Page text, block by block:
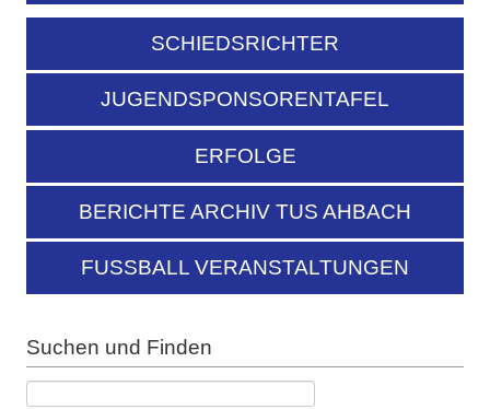
SCHIEDSRICHTER
JUGENDSPONSORENTAFEL
ERFOLGE
BERICHTE ARCHIV TUS AHBACH
FUSSBALL VERANSTALTUNGEN
Suchen und Finden